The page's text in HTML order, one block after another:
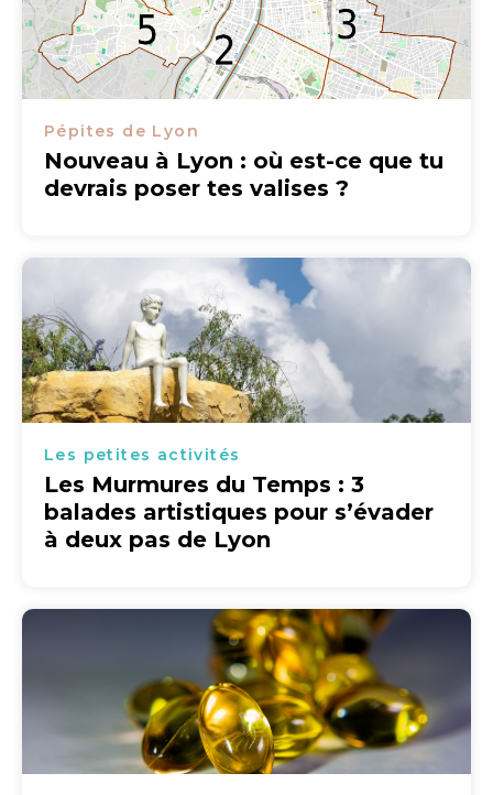
Pépites de Lyon
Nouveau à Lyon : où est-ce que tu
devrais poser tes valises ?
Les petites activités
Les Murmures du Temps : 3
balades artistiques pour s’évader
à deux pas de Lyon